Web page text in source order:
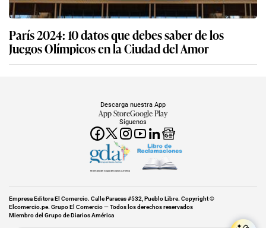
París 2024: 10 datos que debes saber de los
Juegos Olímpicos en la Ciudad del Amor
Síguenos
Descarga nuestra App
App StoreGoogle Play
Miembro del Grupo de Diarios América
Empresa Editora El Comercio. Calle Paracas #532, Pueblo Libre. Copyright ©
Elcomercio.pe. Grupo El Comercio — Todos los derechos reservados
Miembro del Grupo de Diarios América